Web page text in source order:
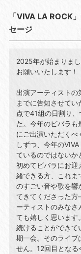
「VIVA LA ROCK
セージ
2025年が始まりま
お願いいたします！
出演アーティスト
までに告知させて
点で41組の⽇割り
た。今年のビバラ
にご出演いただく
しずつ、今年の
ているのではないか
初めてビバラにお迎
緒できる⽅、これま
のすごい⾳や歌を響
てきてくださった
ーティストのみなさ
ても嬉しく思います
続けることができて
期⼀会。そのライブ
せん。12回⽬とな